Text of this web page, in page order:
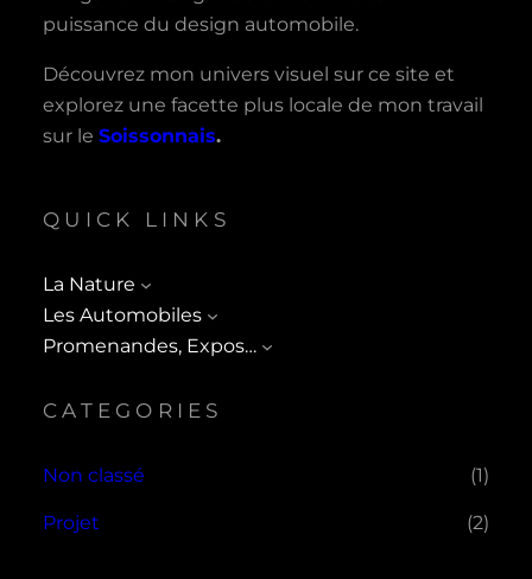
puissance du design automobile.
Découvrez mon univers visuel sur ce site et
explorez une facette plus locale de mon travail
sur le Soissonnais.
QUICK LINKS
La Nature
Les Automobiles
Promenandes, Expos…
CATEGORIES
Non classé (1)
Projet (2)